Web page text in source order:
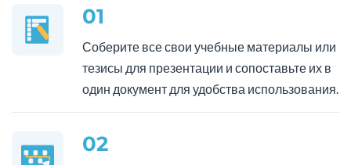
01
Соберите все свои учебные материалы или
тезисы для презентации и сопоставьте их в
один документ для удобства использования.
02